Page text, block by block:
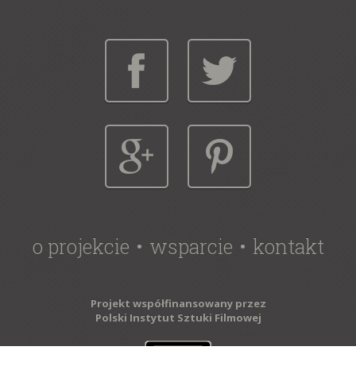
o projekcie wsparcie kontakt
Projekt współfinansowany przez